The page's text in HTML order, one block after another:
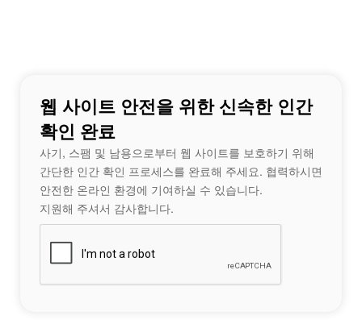
웹 사이트 안전을 위한 신속한 인간
확인 완료
사기, 스팸 및 남용으로부터 웹 사이트를 보호하기 위해
간단한 인간 확인 프로세스를 완료해 주세요. 협력하시면
안전한 온라인 환경에 기여하실 수 있습니다.
지원해 주셔서 감사합니다.